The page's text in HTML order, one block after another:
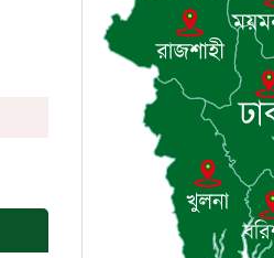
৮।
মাসিক
৯।
বিশ্লেষণ
১০।
অভিযোগ